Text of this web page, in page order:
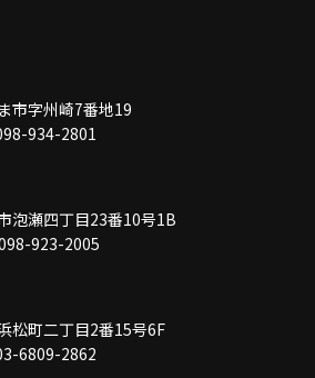
市字州崎7番地19
934-2801
泡瀬四丁目23番10号1B
923-2005
松町二丁目2番15号6F
6809-2862